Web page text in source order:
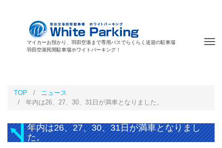
マイカーお預かり、羽田空港まで専用バスでらくらく送迎の駐車場
羽田空港民間駐車場ホワイトパーキング！
TOP
ニュース
年内は26、27、30、31日が満車となりました。
年内は26、27、30、31日が満車となりまし
た。